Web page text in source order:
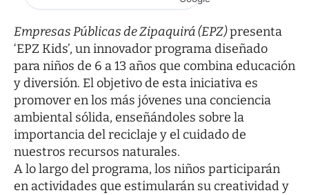
Empresas Públicas de Zipaquirá (EPZ)presenta
‘EPZ Kids’, un innovador programa diseñado
para niños de 6 a 13 años que combina educación
y diversión. El objetivo de esta iniciativa es
promover en los más jóvenes una conciencia
ambiental sólida, enseñándoles sobre la
importancia del reciclaje y el cuidado de
nuestros recursos naturales.
A lo largo del programa, los niños participarán
en actividades que estimularán su creatividad y